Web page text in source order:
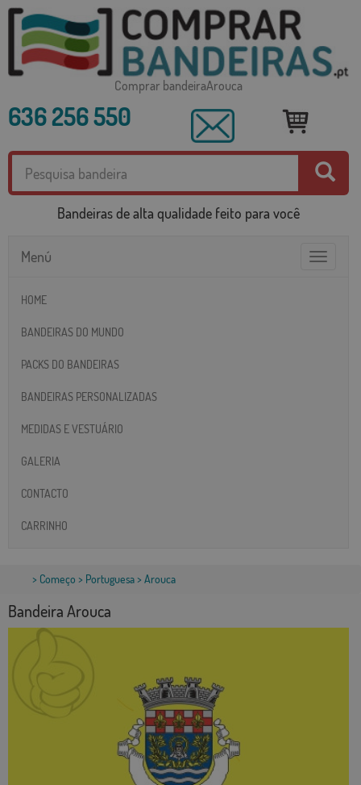
Comprar bandeiraArouca
636 256 550
Bandeiras de alta qualidade feito para você
Toggle
Menú
HOME
BANDEIRAS DO MUNDO
PACKS DO BANDEIRAS
BANDEIRAS PERSONALIZADAS
MEDIDAS E VESTUÁRIO
GALERIA
CONTACTO
CARRINHO
> Começo > Portuguesa> Arouca
Bandeira Arouca